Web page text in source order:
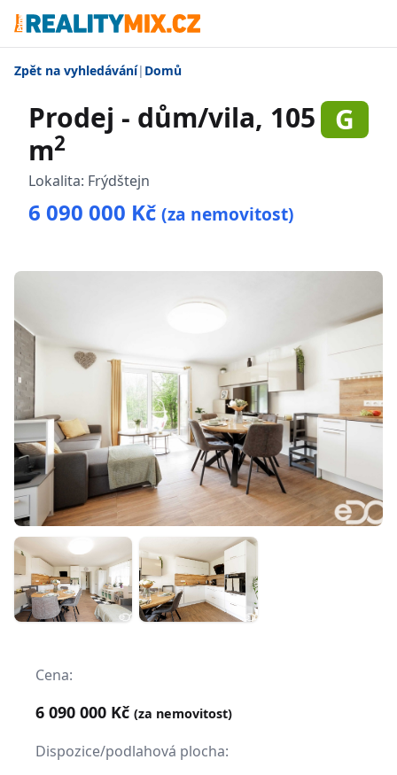
Zpět na vyhledávání| Domů
Prodej - dům/vila, 105
m2
G
Lokalita: Frýdštejn
6 090 000 Kč (za nemovitost)
Cena:
6 090 000 Kč (za nemovitost)
Dispozice/podlahová plocha: